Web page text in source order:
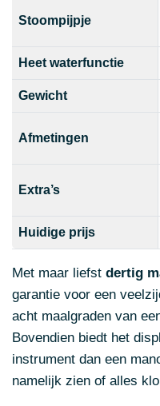
Stoompijpje
Heet waterfunctie
Gewicht
Afmetingen
Extra’s
Huidige prijs
Met maar liefst dertig
garantie voor een
acht maalgraden van
Bovendien biedt het
instrument dan een
namelijk zien of alles